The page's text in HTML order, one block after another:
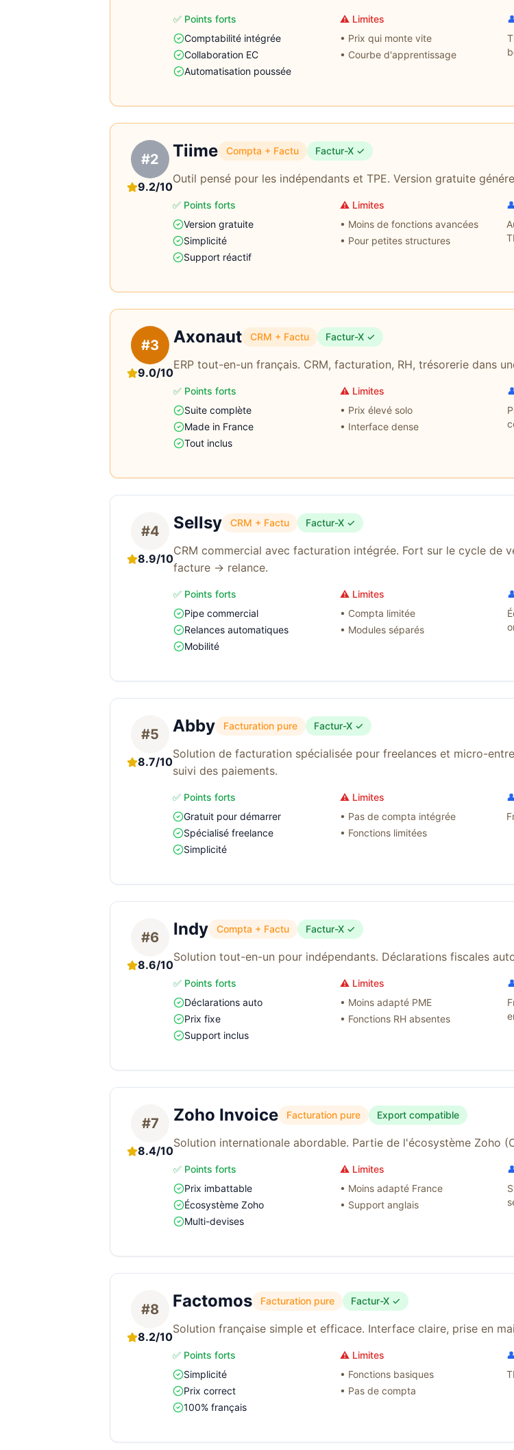
✅ Points forts
Comptabilité intégrée
Collaboration EC
Automatisation poussée
⚠️ Limites
• Prix qui monte vite
• Courbe d'apprentissage
#2
9.2/10
Tiime Compta + Factu Factur-X ✓
Outil pensé pour les indépendants et TPE. Version gratuite
✅ Points forts
Version gratuite
Simplicité
Support réactif
⚠️ Limites
• Moins de fonctions avancées
• Pour petites structures
#3
9.0/10
Axonaut CRM + Factu Factur-X ✓
ERP tout-en-un français. CRM, facturation, RH, trésorerie dans
✅ Points forts
Suite complète
Made in France
Tout inclus
⚠️ Limites
• Prix élevé solo
• Interface dense
#4
8.9/10
Sellsy CRM + Factu Factur-X ✓
CRM commercial avec facturation intégrée. Fort sur le cycle de
facture → relance.
✅ Points forts
Pipe commercial
Relances automatiques
Mobilité
⚠️ Limites
• Compta limitée
• Modules séparés
#5
8.7/10
Abby Facturation pure Factur-X ✓
Solution de facturation spécialisée pour freelances et micro-
suivi des paiements.
✅ Points forts
Gratuit pour démarrer
Spécialisé freelance
Simplicité
⚠️ Limites
• Pas de compta intégrée
• Fonctions limitées
#6
8.6/10
Indy Compta + Factu Factur-X ✓
Solution tout-en-un pour indépendants. Déclarations fiscales
✅ Points forts
Déclarations auto
Prix fixe
Support inclus
⚠️ Limites
• Moins adapté PME
• Fonctions RH absentes
#7
8.4/10
Zoho Invoice Facturation pure Export compatible
Solution internationale abordable. Partie de l'écosystème Zoho
✅ Points forts
Prix imbattable
Écosystème Zoho
Multi-devises
⚠️ Limites
• Moins adapté France
• Support anglais
#8
8.2/10
Factomos Facturation pure Factur-X ✓
Solution française simple et efficace. Interface claire, prise en
✅ Points forts
Simplicité
Prix correct
100% français
⚠️ Limites
• Fonctions basiques
• Pas de compta